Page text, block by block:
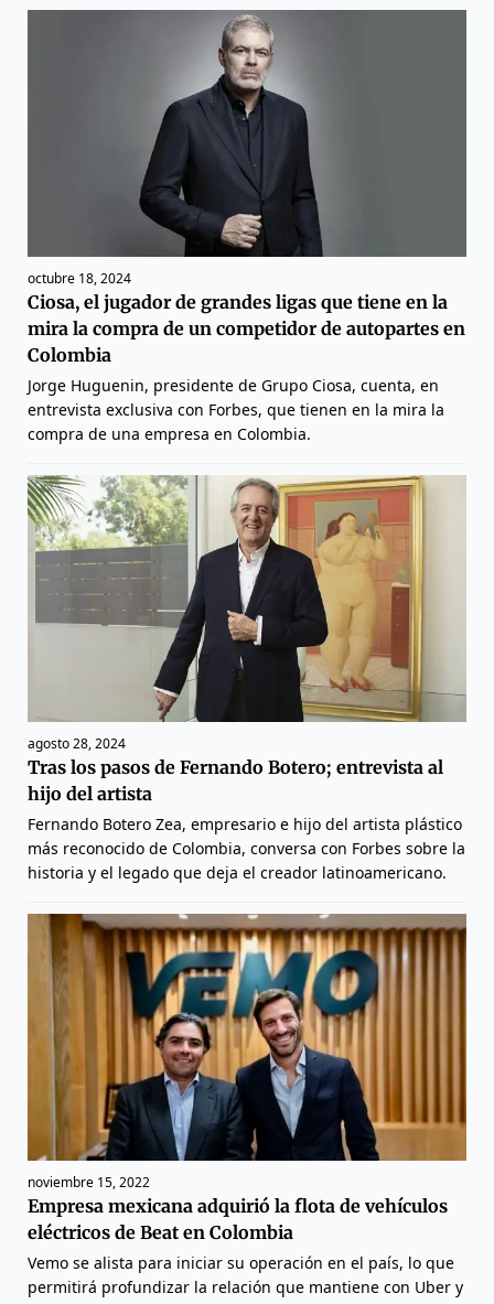
octubre 18, 2024
Ciosa, el jugador de grandes ligas que tiene en la
mira la compra de un competidor de autopartes en
Colombia
Jorge Huguenin, presidente de Grupo Ciosa, cuenta, en
entrevista exclusiva con Forbes, que tienen en la mira la
compra de una empresa en Colombia.
agosto 28, 2024
Tras los pasos de Fernando Botero; entrevista al
hijo del artista
Fernando Botero Zea, empresario e hijo del artista plástico
más reconocido de Colombia, conversa con Forbes sobre la
historia y el legado que deja el creador latinoamericano.
noviembre 15, 2022
Empresa mexicana adquirió la flota de vehículos
eléctricos de Beat en Colombia
Vemo se alista para iniciar su operación en el país, lo que
permitirá profundizar la relación que mantiene con Uber y